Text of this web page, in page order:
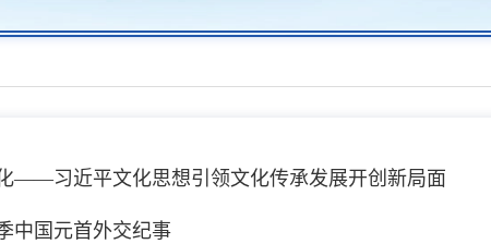
——习近平文化思想引领文化传承发展开创新局面
中国元首外交纪事